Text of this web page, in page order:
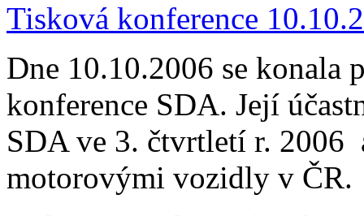
Tisková konference
Dne 10.10.2006 se konala
konference SDA. Její
SDA ve 3. čtvrtletí r. 2006
motorovými vozidly v ČR.